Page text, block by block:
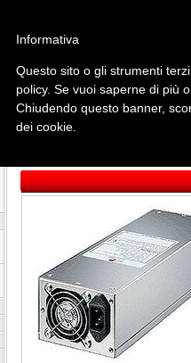
Dati Cliente Servizi Company
Telefonia Audio Video
Informativa
Questo sito o gli strumenti
policy. Se vuoi saperne di più
Chiudendo questo banner,
dei cookie.